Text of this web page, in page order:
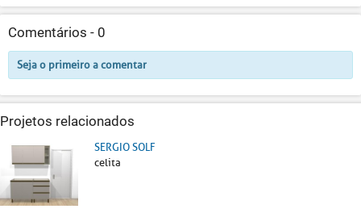
Comentários - 0
Seja o primeiro a comentar
Projetos relacionados
SERGIO SOLF
celita